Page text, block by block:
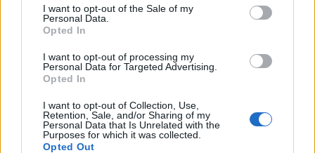
I want to opt-out of the Sale of my
Personal Data.
Opted In
I want to opt-out of processing my
Personal Data for Targeted Advertising.
Opted In
I want to opt-out of Collection, Use,
Retention, Sale, and/or Sharing of my
Personal Data that Is Unrelated with the
Purposes for which it was collected.
Opted Out
Άγιος Παΐσιος: Με αυτές τις δύο αρετές
βρίσκεις την ευτυχία και τη σωτηρία
10 Αυγούστου 2026 00:18